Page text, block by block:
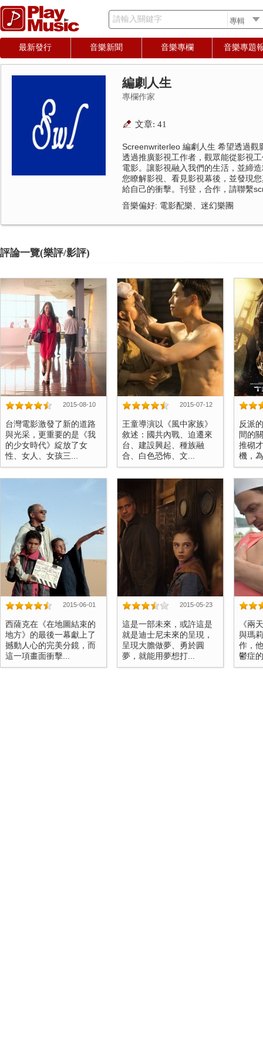
請輸入關鍵字
最新發行 音樂新聞 音樂專欄 音樂專題
編劇人生
專欄作家
文章: 41
Screenwriterleo 編劇人生 希望透過觀
透過推廣影視工作者，觀眾能從影視
電影。讓影視融入我們的生活，並締
您瞭解影視、看見影視幕後，並發現
給自己的衝擊。刊登，合作，請聯繫
音樂偏好: 電影配樂、迷幻樂團
評論一覽(樂評/影評)
2015-08-10
台灣電影激發了新的道路
與光采，更重要的是《我
的少女時代》綻放了女
性、女人、女孩三...
2015-07-12
王童導演以《風中家族》
敘述：國共內戰、迫遷來
台、建設興起、種族融
合、白色恐怖、文...
反派
間的
推砌
機，
2015-06-01
西薩克在《在地圖結束的
地方》的最後一幕獻上了
撼動人心的完美分鏡，而
這一項畫面衝擊...
2015-05-23
這是一部未來，或許這是
就是迪士尼未來的呈現，
呈現大膽做夢、勇於圓
夢，就能用夢想打...
《兩
與瑪
作，
鬱症